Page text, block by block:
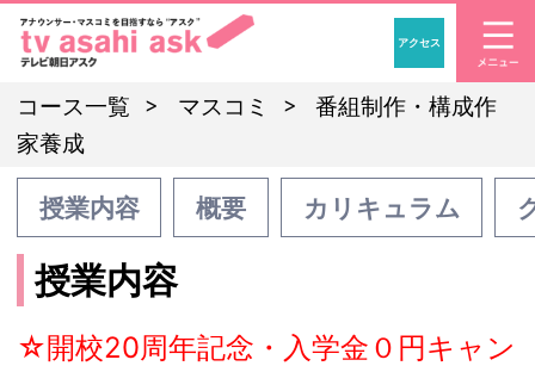
「アナウンサー・マ
アクセス
コース一覧 マスコミ
番組制作・構成作
家養成
授業内容 概要 カリキュラム
授業内容
☆開校20周年記念・入学金０円キャン